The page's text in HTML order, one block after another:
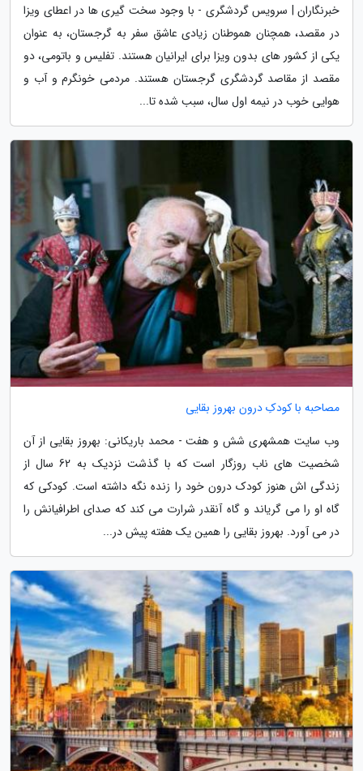
خبرنگاران | سرویس گردشگری - با وجود سخت گیری ها در اعطای ویزا
در مقصد، همچنان هموطنان زیادی عاشق سفر به گرجستان، به عنوان
یکی از کشور های بدون ویزا برای ایرانیان هستند. تفلیس و باتومی، دو
مقصد از مقاصد گردشگری گرجستان هستند. مردمی خونگرم و آب و
هوایی خوب در نیمه اول سال، سبب شده تا...
مصاحبه با کودکِ درون بهروز بقایی
وب سایت همشهری شش و هفت - محمد باریکانی: بهروز بقایی از آن
شخصیت های ناب روزگار است که با گذشت نزدیک به 62 سال از
زندگی اش هنوز کودک درون خود را زنده نگه داشته است. کودکی که
گاه او را می گریاند و گاه آنقدر شرارت می کند که صدای اطرافیانش را
در می آورد. بهروز بقایی را همین یک هفته پیش در...